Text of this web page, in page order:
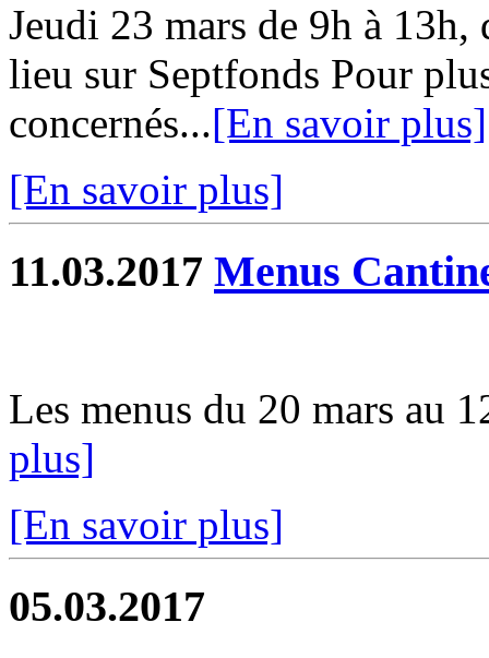
Jeudi 23 mars de 9h à 13h,
lieu sur Septfonds Pour
concernés...[En savoir plus]
[En savoir plus]
11.03.2017 Menus
Les menus du 20 mars au
plus]
[En savoir plus]
05.03.2017